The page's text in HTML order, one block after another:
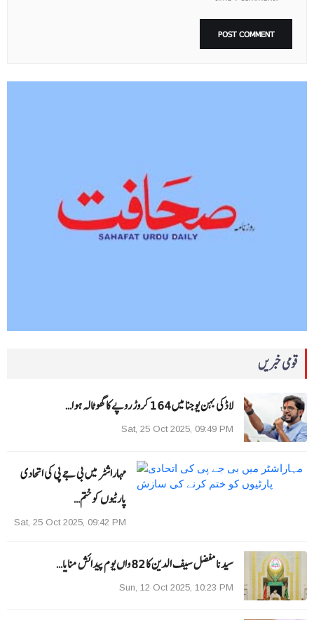
قومی خبریں
لاڈکی بہن یوجنا میں 164 کروڑ روپے کا گھوٹالہ ہوا…
Sat, 25 Oct 2025, 09:49 PM
مہاراشٹر میں بی جے پی کی اتحادی
پارٹیوں کو ختم…
Sat, 25 Oct 2025, 09:42 PM
سیدنا مفضل سیف الدین کا 82 واں یوم پیدائش منایا…
Sun, 12 Oct 2025, 10:23 PM